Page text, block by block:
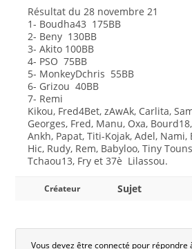
Résultat du 28 novembre 21
1- Boudha43 175BB
2- Beny 130BB
3- Akito 100BB
4- PSO 75BB
5- MonkeyDchris 55BB
6- Grizou 40BB
7- Remi
Kikou, Fred4Bet, zAwAk, Carlita,
Georges, Fred, Manu, Oxa,
Ankh, Papat, Titi-Kojak, Adel, Nami,
Hic, Rudy, Rem, Babyloo, Tiny
Tchaou13, Fry et 37è Lilassou.
Créateur Sujet
Vous devez être connecté pour répondre